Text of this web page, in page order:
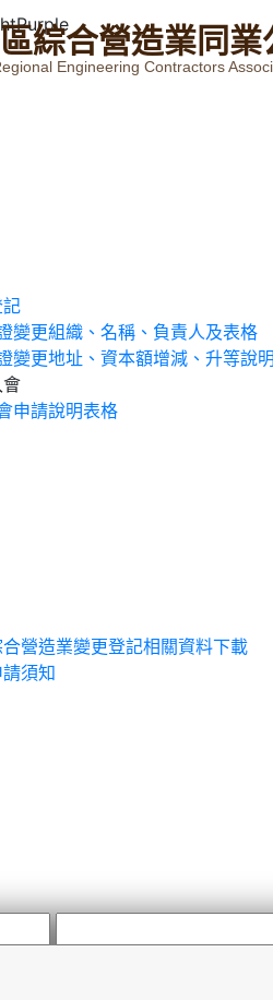
區綜合營造業同業
Engineering Contractors
變更組織、名稱、負責人及表格
變更地址、資本額增減、升等說明
申請說明表格
營造業變更登記相關資料下載
須知